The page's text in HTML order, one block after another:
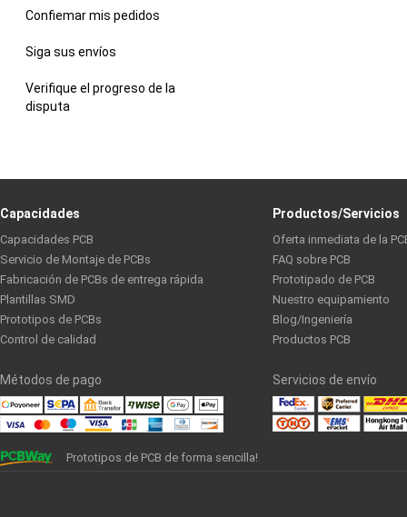
Confiemar mis pedidos
Siga sus envíos
Verifique el progreso de la
disputa
Capacidades
Capacidades PCB
Servicio de Montaje de PCBs
Fabricación de PCBs de entrega rápida
Plantillas SMD
Prototipos de PCBs
Control de calidad
Productos/Servicios
Oferta inmediata de la
FAQ sobre PCB
Prototipado de PCB
Nuestro equipamiento
Blog/Ingeniería
Productos PCB
Métodos de pago Servicios de envío
Prototipos de PCB de forma sencilla!